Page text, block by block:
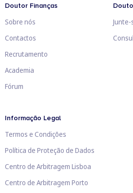
Doutor Finanças
Sobre nós
Contactos
Recrutamento
Academia
Fórum
Junte-
Informação Legal
Termos e Condições
Política de Proteção de Dados
Centro de Arbitragem Lisboa
Centro de Arbitragem Porto